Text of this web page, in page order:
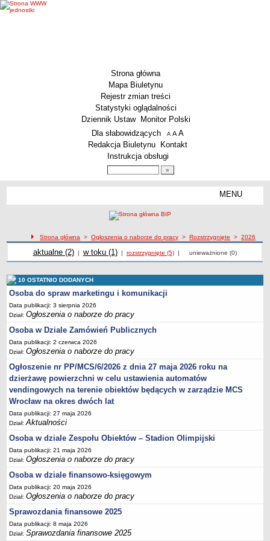
Strona główna
Mapa Biuletynu
Rejestr zmian treści
Statystyki oglądalności
Dziennik Ustaw
Monitor Polski
Menu dodatkowe
Dla słabowidzących A pomniejsz czcionkę
A standardowy rozmiar czcionki
A
Redakcja Biuletynu
Kontakt
Instrukcja obsługi
MENU
Dane podstawowe
KSeF – wystawianie faktur dla MCS Wrocław
Struktura organizacyjna
Kierownictwo
Działalność
Dokumenty organizacyjne
Majątek
Przyjmowanie i załatwianie spraw
Archiwum postępowań
Praca
RODO
Kontrole
Petycje
Rejestr wniosków o udostępnienie informacji publicznej
Deklaracja dostępności
Plan postępowań
Platforma zakupowa
Plan postepowań o udzielenie zamówień na rok 2026
SPRAWOZDANIA
Strona główna >Ogłoszenia o naborze do pracy >Rozstrzygnięte >2026
Ogłoszenia o naborze
aktualne (2)| Ogłoszenia o naborze
w toku (1)| Ogłoszenia o naborze
rozstrzygnięte (5)| Ogłoszenia o naborze
unieważnione (0)
10 OSTATNIO DODANYCH
Osoba do spraw marketingu i komunikacji
Data publikacji: 3 sierpnia 2026
Dział:Ogłoszenia o naborze do pracy
Osoba w Dziale Zamówień Publicznych
Data publikacji: 2 czerwca 2026
Dział:Ogłoszenia o naborze do pracy
Ogłoszenie nr PP/MCS/6/2026 z dnia 27 maja 2026 roku na
dzierżawę powierzchni w celu ustawienia automatów
vendingowych na terenie obiektów będących w zarządzie MCS
Wrocław na okres dwóch lat
Data publikacji: 27 maja 2026
Dział:Aktualności
Osoba w dziale Zespołu Obiektów – Stadion Olimpijski
Data publikacji: 21 maja 2026
Dział:Ogłoszenia o naborze do pracy
Osoba w dziale finansowo-księgowym
Data publikacji: 20 maja 2026
Dział:Ogłoszenia o naborze do pracy
Sprawozdania finansowe 2025
Data publikacji: 8 maja 2026
Dział:Sprawozdania finansowe 2025